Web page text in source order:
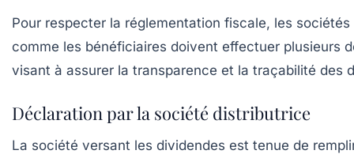
Pour respecter la réglementation fiscale, les
comme les bénéficiaires doivent effectuer plusieurs
visant à assurer la transparence et la traçabilité des
Déclaration par la société distributrice
La société versant les dividendes est tenue de